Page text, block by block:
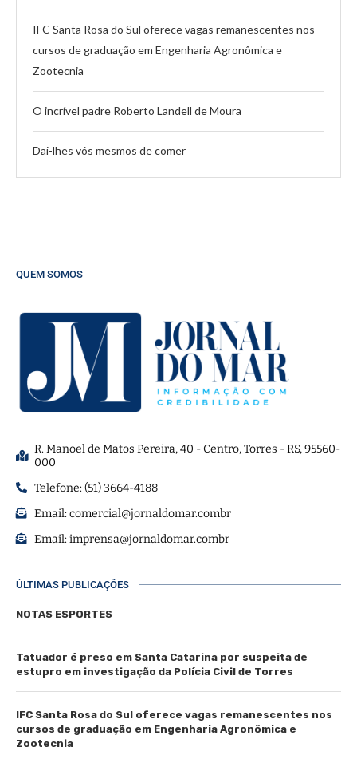
IFC Santa Rosa do Sul oferece vagas remanescentes nos
cursos de graduação em Engenharia Agronômica e
Zootecnia
O incrível padre Roberto Landell de Moura
Dai-lhes vós mesmos de comer
QUEM SOMOS
R. Manoel de Matos Pereira, 40 - Centro, Torres - RS, 95560-
000
Telefone: (51) 3664-4188
Email:comercial@jornaldomar.combr
Email:imprensa@jornaldomar.combr
ÚLTIMAS PUBLICAÇÕES
NOTAS ESPORTES
Tatuador é preso em Santa Catarina por suspeita de
estupro em investigação da Polícia Civil de Torres
IFC Santa Rosa do Sul oferece vagas remanescentes nos
cursos de graduação em Engenharia Agronômica e
Zootecnia